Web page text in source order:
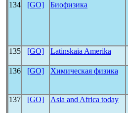
134
[GO] Биофизика
135
[GO] Latinskaia Amerika
136
[GO] Химическая физика
137
[GO] Asia and Africa today